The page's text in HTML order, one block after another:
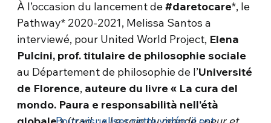
À l’occasion du lancement de#daretocare*, le
Pathway* 2020-2021, Melissa Santos a
interviewé, pour United World Project, Elena
Pulcini, prof. titulaire de philosophie sociale
au Département de philosophie de l’Université
de Florence, auteure du livre « La cura del
mondo. Paura e responsabilità nell’étà